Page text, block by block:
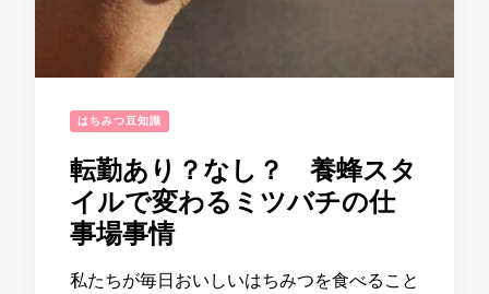
はちみつ豆知識
転勤あり？なし？ 養蜂スタ
イルで変わるミツバチの仕
事場事情
私たちが毎日おいしいはちみつを食べること